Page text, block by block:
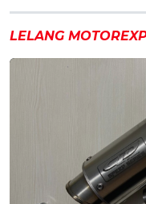
LELANG